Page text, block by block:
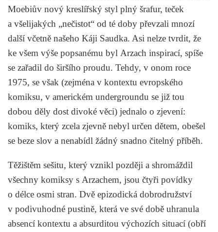
Moebiův nový kreslířský styl plný šrafur, teček
a všelijakých „nečistot“ od té doby převzali mnozí
další včetně našeho Káji Saudka. Asi nelze tvrdit, že
ke všem výše popsanému byl Arzach inspirací, spíše
se zařadil do širšího proudu. Tehdy, v onom roce
1975, se však (zejména v kontextu evropského
komiksu, v americkém undergroundu se již tou
dobou děly dost divoké věci) jednalo o zjevení:
komiks, který zcela zjevně nebyl určen dětem, obešel
se beze slov a nenabídl žádný snadno čitelný příběh.
Těžištěm sešitu, který vznikl později a shromáždil
všechny komiksy s Arzachem, jsou čtyři povídky
o délce osmi stran. Dvě epizodická dobrodružství
v podivuhodné pustině, která ve své době uhranula
absencí kontextu a absurditou výchozích situací (obří